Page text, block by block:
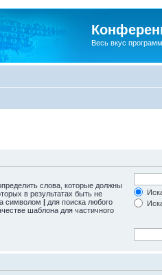
Весь вкус
слова, которые должны
в результатах быть не
символом | для поиска любого
шаблона для частичного